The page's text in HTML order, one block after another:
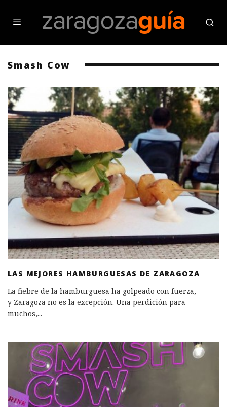
Smash Cow
LAS MEJORES HAMBURGUESAS DE ZARAGOZA
La fiebre de la hamburguesa ha golpeado con fuerza,
y Zaragoza no es la excepción. Una perdición para
muchos,...